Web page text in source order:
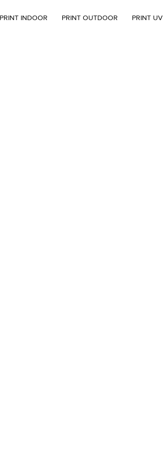
PRINT INDOOR PRINT OUTDOOR PRINT UV